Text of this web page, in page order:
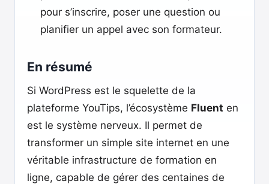
pour s’inscrire, poser une question ou
planifier un appel avec son formateur.
En résumé
Si WordPress est le squelette de la
plateforme YouTips, l’écosystème Fluent en
est le système nerveux. Il permet de
transformer un simple site internet en une
véritable infrastructure de formation en
ligne, capable de gérer des centaines de